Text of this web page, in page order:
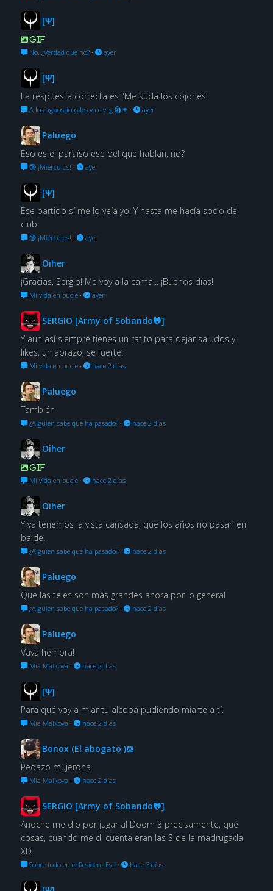
[Ψ]
GIF
No. ¿Verdad que no?· ayer
[Ψ]
La respuesta correcta es "Me suda los cojones"
A los agnosticos les vale vrg 🗿🍷 · ayer
Paluego
Eso es el paraíso ese del que hablan, no?
🔞 ¡Miérculos! · ayer
[Ψ]
Ese partido sí me lo veía yo. Y hasta me hacía socio del
club.
🔞 ¡Miérculos! · ayer
Oiher
¡Gracias, Sergio! Me voy a la cama... ¡Buenos días!
Mi vida en bucle· ayer
SERGIO [Army of Sobando🐸]
Y aun así siempre tienes un ratito para dejar saludos y
likes, un abrazo, se fuerte!
Mi vida en bucle· hace 2 días
Paluego
También
¿Alguien sabe qué ha pasado?· hace 2 días
Oiher
GIF
Mi vida en bucle· hace 2 días
Oiher
Y ya tenemos la vista cansada, que los años no pasan en
balde.
¿Alguien sabe qué ha pasado?· hace 2 días
Paluego
Que las teles son más grandes ahora por lo general
¿Alguien sabe qué ha pasado?· hace 2 días
Paluego
Vaya hembra!
Mia Malkova · hace 2 días
[Ψ]
Para qué voy a miar tu alcoba pudiendo miarte a tí.
Mia Malkova · hace 2 días
Bonox (El abogato )⚖
Pedazo mujerona.
Mia Malkova · hace 2 días
SERGIO [Army of Sobando🐸]
Anoche me dio por jugar al Doom 3 precisamente, qué
cosas, cuando me di cuenta eran las 3 de la madrugada
XD
Sobre todo en el Resident Evil · hace 3 días